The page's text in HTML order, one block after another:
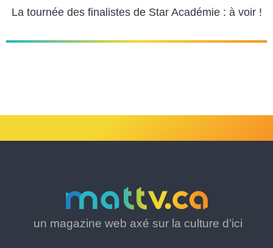
La tournée des finalistes de Star Académie : à voir !
un magazine web axé sur la culture d’ici